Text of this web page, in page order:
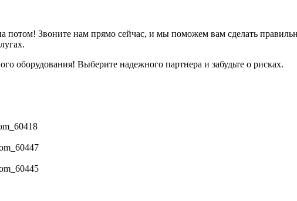
потом! Звоните нам прямо сейчас, и мы поможем вам сделать
оборудования! Выберите надежного партнера и забудьте о рисках.